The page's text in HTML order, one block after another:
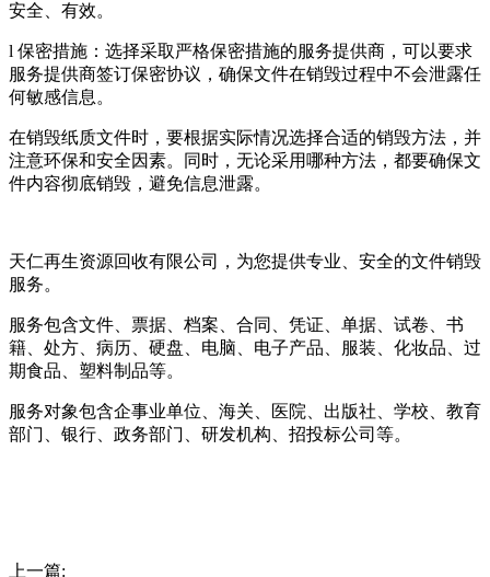
安全、有效。
l 保密措施：选择采取严格保密措施的服务提供商，可以要求
服务提供商签订保密协议，确保文件在销毁过程中不会泄露任
何敏感信息。
在销毁纸质文件时，要根据实际情况选择合适的销毁方法，并
注意环保和安全因素。同时，无论采用哪种方法，都要确保文
件内容彻底销毁，避免信息泄露。
天仁再生资源回收有限公司，为您提供专业、安全的文件销毁
服务。
服务包含文件、票据、档案、合同、凭证、单据、试卷、书
籍、处方、病历、硬盘、电脑、电子产品、服装、化妆品、过
期食品、塑料制品等。
服务对象包含企事业单位、海关、医院、出版社、学校、教育
部门、银行、政务部门、研发机构、招投标公司等。
上一篇: